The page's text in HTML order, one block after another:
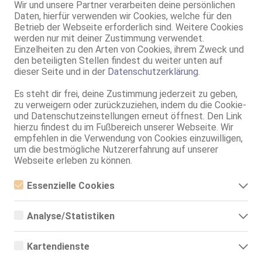
Wir und unsere Partner verarbeiten deine persönlichen
Daten, hierfür verwenden wir Cookies, welche für den
Betrieb der Webseite erforderlich sind. Weitere Cookies
werden nur mit deiner Zustimmung verwendet.
Einzelheiten zu den Arten von Cookies, ihrem Zweck und
den beteiligten Stellen findest du weiter unten auf
dieser Seite und in der Datenschutzerklärung.
Es steht dir frei, deine Zustimmung jederzeit zu geben,
zu verweigern oder zurückzuziehen, indem du die Cookie-
und Datenschutzeinstellungen erneut öffnest. Den Link
hierzu findest du im Fußbereich unserer Webseite. Wir
empfehlen in die Verwendung von Cookies einzuwilligen,
um die bestmögliche Nutzererfahrung auf unserer
Webseite erleben zu können.
Essenzielle Cookies
Essenzielle Cookies sind alle notwendigen Cookies, die für den
ermöglicht werden. Die Webseite kann ohne diese Cookies nicht
Analyse/Statistiken
Analyse- bzw. Statistikcookies sind Cookies, die der Analyse der
Zugriffsstatistiken dienen. Sie helfen den Webseiten-Besitzern zu
Kartendienste
Hagen
Mona AV Top Massage!
24 Jahre, 75C, KF 38, 1.60m, teilrasiert, asiatisch
AV, 69, Franz b. Ihr, Schmu., Kuscheln, Mast.
Live Sex Cam
LIVE ErikaKim
weibl., 18 Jahre, B, sehr schlank, bis 1,50m, 46-50kg, asiatisch
Englisch
Datteln
Heibeckstr. 10
Susi